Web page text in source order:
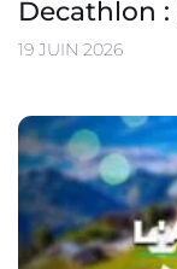
Decathlon :
19 JUIN 2026